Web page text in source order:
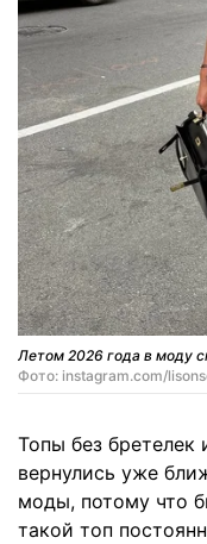
Летом 2026 года в моду
Фото: instagram.com/
Топы без бретелек
вернулись уже
моды, потому что
такой топ